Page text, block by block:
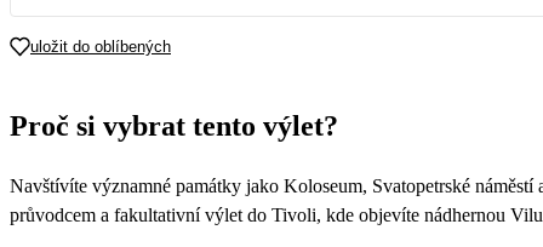
uložit do oblíbených
Proč si vybrat tento výlet?
Navštívíte významné památky jako Koloseum, Svatopetrské
průvodcem a fakultativní výlet do Tivoli, kde objevíte nádhernou